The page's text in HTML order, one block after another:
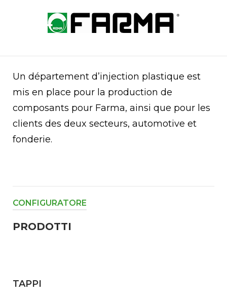
Home
Un département d’injection plastique est
mis en place pour la production de
composants pour Farma, ainsi que pour les
clients des deux secteurs, automotive et
fonderie.
CONFIGURATORE
PRODOTTI
TAPPI